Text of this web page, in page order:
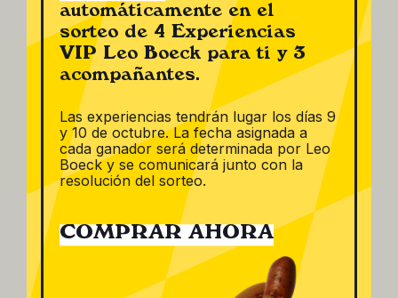
Salchicha
Pikantwurst
3,08
Salchicha
Tirolesa
4,38
automáticamente en el
sorteo de 4 Experiencias
VIP Leo Boeck para ti y 3
acompañantes.
Las experiencias tendrán lugar los días 9
y 10 de octubre. La fecha asignada a
cada ganador será determinada por Leo
Boeck y se comunicará junto con la
resolución del sorteo.
COMPRAR AHORA